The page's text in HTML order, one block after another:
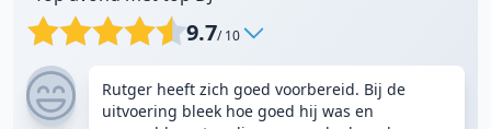
9.7/ 10
Rutger heeft zich goed voorbereid. Bij de
uitvoering bleek hoe goed hij was en